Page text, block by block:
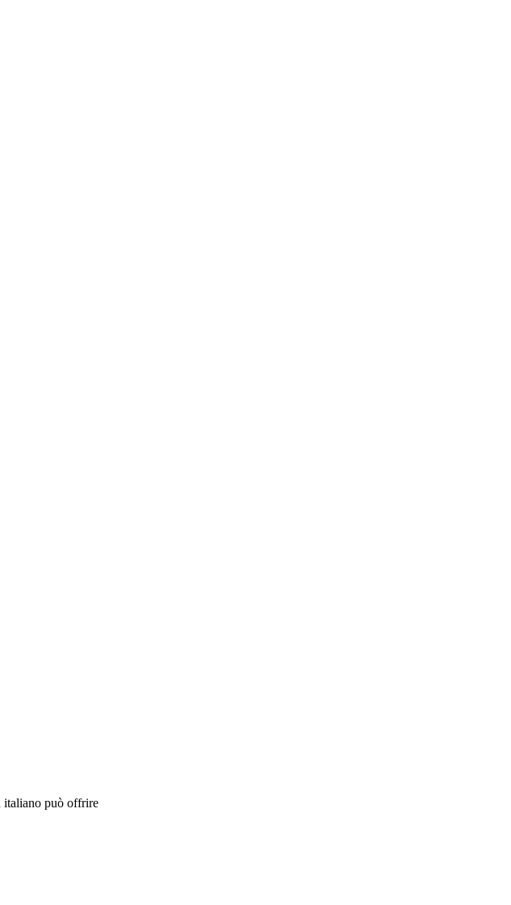
italiano può offrire